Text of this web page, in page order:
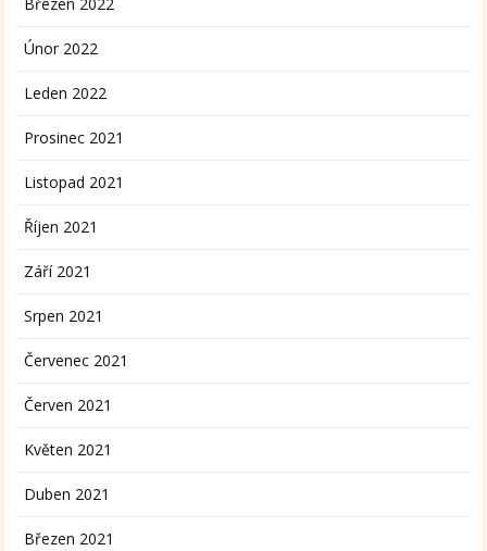
Březen 2022
Únor 2022
Leden 2022
Prosinec 2021
Listopad 2021
Říjen 2021
Září 2021
Srpen 2021
Červenec 2021
Červen 2021
Květen 2021
Duben 2021
Březen 2021